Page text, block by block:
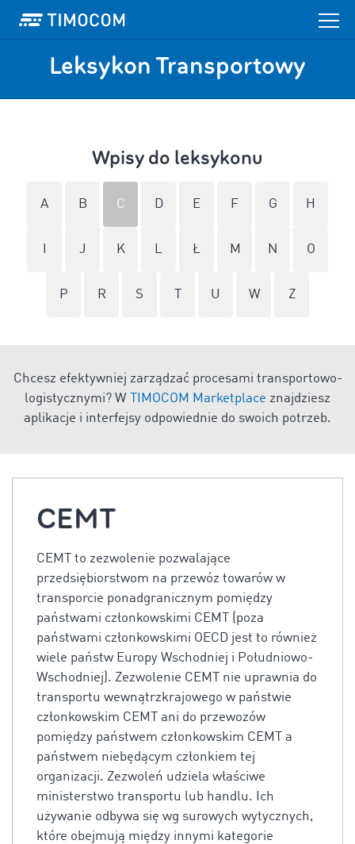
Leksykon Transportowy
Wpisy do leksykonu
A B C D E F G H
J K L Ł M N O
P R S U W Z
Chcesz efektywniej zarządzać procesami transportowo-
logistycznymi? W
TIMOCOM Marketplace znajdziesz
aplikacje i interfejsy odpowiednie do swoich potrzeb.
CEMT
CEMT to zezwolenie pozwalające
przedsiębiorstwom na przewóz towarów w
transporcie ponadgranicznym pomiędzy
państwami członkowskimi CEMT (poza
państwami członkowskimi OECD jest to również
wiele państw Europy Wschodniej i Południowo-
Wschodniej). Zezwolenie CEMT nie uprawnia do
transportu wewnątrzkrajowego w państwie
członkowskim CEMT ani do przewozów
pomiędzy państwem członkowskim CEMT a
państwem niebędącym członkiem tej
organizacji. Zezwoleń udziela właściwe
ministerstwo transportu lub handlu. Ich
używanie odbywa się wg surowych wytycznych,
które obejmują między innymi kategorie